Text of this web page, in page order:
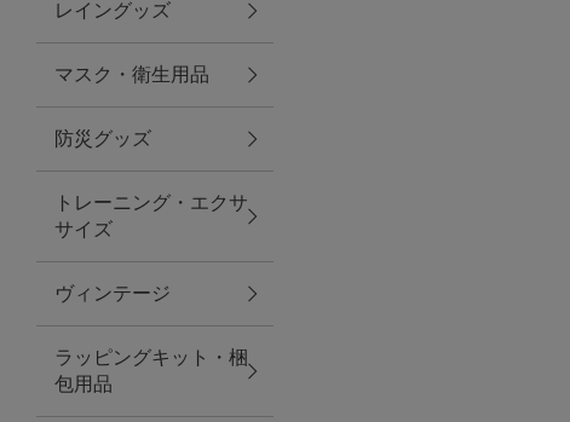
ファッショングッズ
スマホケース・アクセサリー
ポーチ
ステーショナリー
その他
紅茶・フード
レイングッズ
マスク・衛生用品
防災グッズ
トレーニング・エクサ
サイズ
ヴィンテージ
ラッピングキット・梱
包用品